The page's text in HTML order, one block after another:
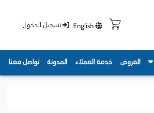
English تسجيل الدخول
العروض خدمة العملاء المدونة تواصل معنا